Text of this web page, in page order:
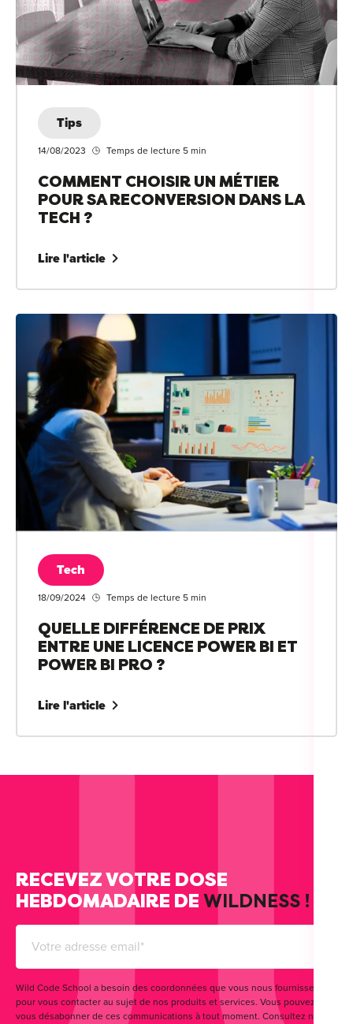
Tips
14/08/2023 Temps de lecture 5 min
COMMENT CHOISIR UN MÉTIER
POUR SA RECONVERSION DANS LA
TECH ?
Lire l'article
Tech
18/09/2024 Temps de lecture 5 min
QUELLE DIFFÉRENCE DE PRIX
ENTRE UNE LICENCE POWER BI ET
POWER BI PRO ?
Lire l'article
RECEVEZ VOTRE DOSE
HEBDOMADAIRE DE WILDNESS !
Wild Code School a besoin des coordonnées que vous nous fournissez
pour vous contacter au sujet de nos produits et services. Vous pouvez
vous désabonner de ces communications à tout moment. Consultez notre